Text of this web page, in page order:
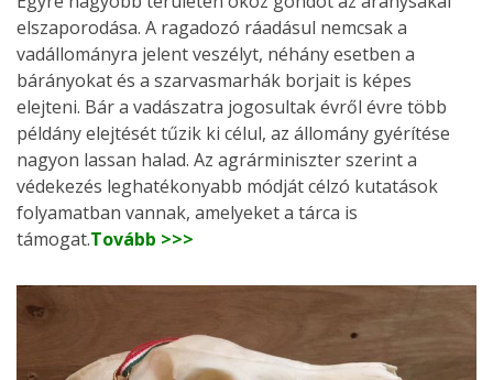
elszaporodása. A ragadozó ráadásul nemcsak a
vadállományra jelent veszélyt, néhány esetben a
bárányokat és a szarvasmarhák borjait is képes
elejteni. Bár a vadászatra jogosultak évről évre több
példány elejtését tűzik ki célul, az állomány gyérítése
nagyon lassan halad. Az agrárminiszter szerint a
védekezés leghatékonyabb módját célzó kutatások
folyamatban vannak, amelyeket a tárca is
támogat.Tovább >>>